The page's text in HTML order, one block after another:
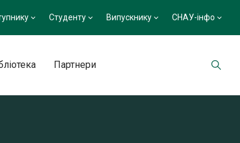
Студенту Випускнику СНАУ-інфо
Партнери